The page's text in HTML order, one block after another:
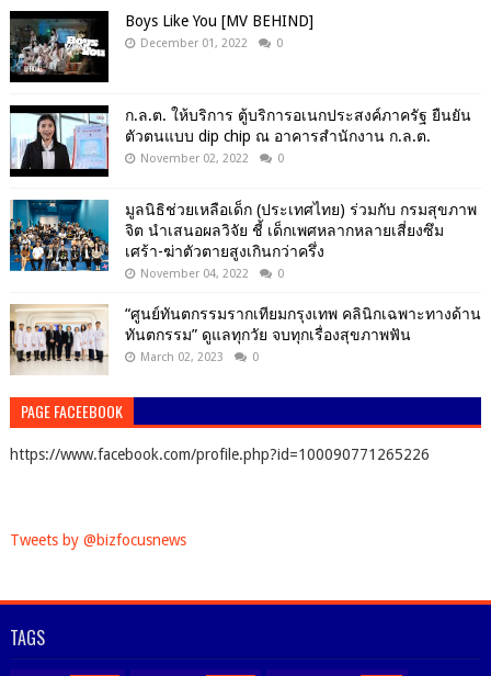
Boys Like You [MV BEHIND]
December 01, 2022 0
ก.ล.ต. ให้บริการ ตู้บริการอเนกประสงค์ภาครัฐ ยืนยัน
ตัวตนแบบ dip chip ณ อาคารสำนักงาน ก.ล.ต.
November 02, 2022 0
มูลนิธิช่วยเหลือเด็ก (ประเทศไทย) ร่วมกับ กรมสุขภาพ
จิต นำเสนอผลวิจัย ชี้ เด็กเพศหลากหลายเสี่ยงซึม
เศร้า-ฆ่าตัวตายสูงเกินกว่าครึ่ง
November 04, 2022 0
“ศูนย์ทันตกรรมรากเทียมกรุงเทพ คลินิกเฉพาะทางด้าน
ทันตกรรม” ดูแลทุกวัย จบทุกเรื่องสุขภาพฟัน
March 02, 2023 0
PAGE FACEEBOOK
https://www.facebook.com/profile.php?id=100090771265226
Tweets by @bizfocusnews
TAGS